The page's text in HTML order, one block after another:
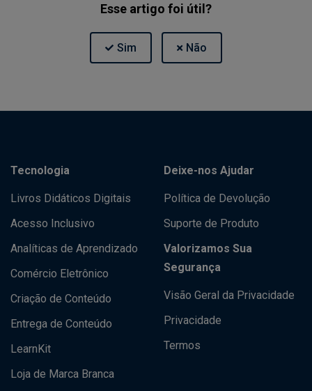
Esse artigo foi útil?
Tecnologia
Livros Didáticos Digitais
Acesso Inclusivo
Analíticas de Aprendizado
Comércio Eletrônico
Criação de Conteúdo
Entrega de Conteúdo
LearnKit
Loja de Marca Branca
Deixe-nos Ajudar
Política de Devolução
Suporte de Produto
Valorizamos Sua
Segurança
Visão Geral da Privacidade
Privacidade
Termos